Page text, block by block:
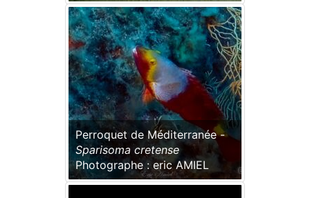
Perroquet de Méditerranée -
Sparisoma cretense
Photographe : eric AMIEL